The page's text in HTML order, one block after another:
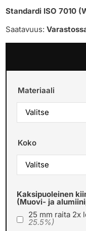
Standardi ISO 7010
Saatavuus:
Materiaali
Koko
Kaksipuoleinen
(Muovi- ja
25 mm raita 2x
25.5%)